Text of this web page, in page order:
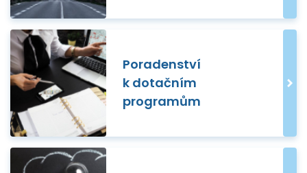
Poradenství
k dotačním
programům